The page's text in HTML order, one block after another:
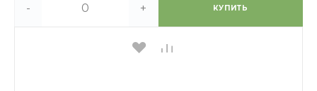
- + КУПИТЬ